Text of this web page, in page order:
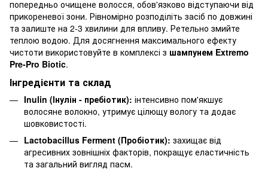
попередньо очищене волосся, обов'язково відступаючи від
прикореневої зони. Рівномірно розподіліть засіб по довжині
та залиште на 2-3 хвилини для впливу. Ретельно змийте
теплою водою. Для досягнення максимального ефекту
чистоти використовуйте в комплексі з шампунем Extremo
Pre-Pro Biotic.
Інгредієнти та склад
Inulin (Інулін - пребіотик): інтенсивно пом'якшує
волосяне волокно, утримує цілющу вологу та додає
шовковистості.
Lactobacillus Ferment (Пробіотик): захищає від
агресивних зовнішніх факторів, покращує еластичність
та загальний вигляд пасм.